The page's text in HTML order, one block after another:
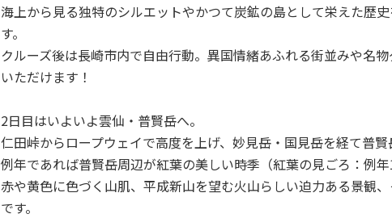
海上から見る独特のシルエットやかつて炭鉱の島として栄えた歴
す。
クルーズ後は長崎市内で自由行動。異国情緒あふれる街並みや名
いただけます！
2日目はいよいよ雲仙・普賢岳へ。
仁田峠からロープウェイで高度を上げ、妙見岳・国見岳を経て普賢
例年であれば普賢岳周辺が紅葉の美しい時季（紅葉の見ごろ：例年
赤や黄色に色づく山肌、平成新山を望む火山らしい迫力ある景観
です。